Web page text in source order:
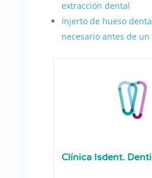
extracción dental
Injerto de hueso
necesario antes de
Clínica Isdent.